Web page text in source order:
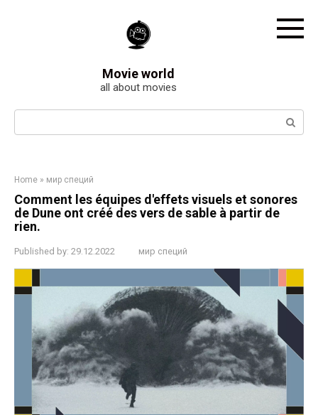
Movie world
all about movies
Search:
Home » мир специй
Comment les équipes d'effets visuels et sonores
de Dune ont créé des vers de sable à partir de
rien.
Published by: 29.12.2022 мир специй